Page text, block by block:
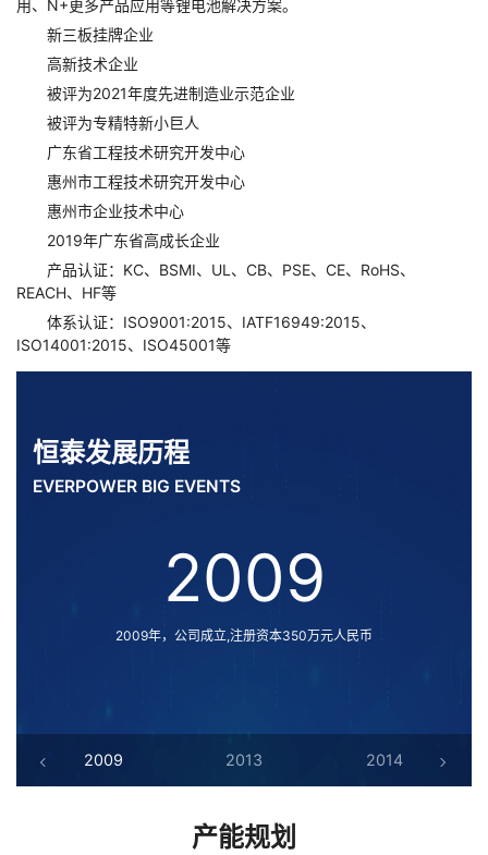
用、N+更多产品应用等锂电池解决方案。
新三板挂牌企业
高新技术企业
被评为2021年度先进制造业示范企业
被评为专精特新小巨人
广东省工程技术研究开发中心
惠州市工程技术研究开发中心
惠州市企业技术中心
2019年广东省高成长企业
产品认证：KC、BSMI、UL、CB、PSE、CE、RoHS、
REACH、HF等
体系认证：ISO9001:2015、IATF16949:2015、
ISO14001:2015、ISO45001等
恒泰发展历程
EVERPOWER BIG EVENTS
2009
2009年，公司成立,注册资本350万元人民币
2009 2013 2014
产能规划